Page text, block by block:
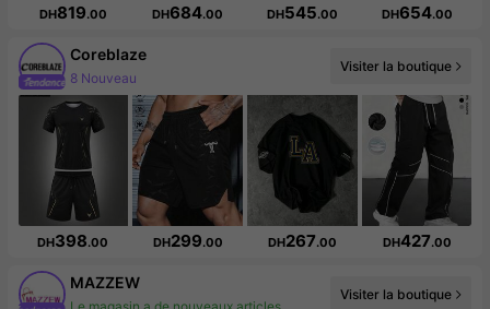
DH819.00 DH684.00 DH545.00 DH654.00
Coreblaze
8 Nouveau
Visiter la boutique
DH398.00 DH299.00 DH267.00 DH427.00
MAZZEW
Le magasin a de nouveaux articles
Visiter la boutique